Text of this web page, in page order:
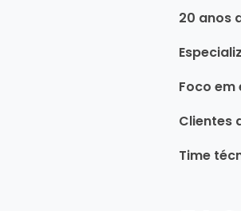
20 anos
Foco em
Clientes
Time